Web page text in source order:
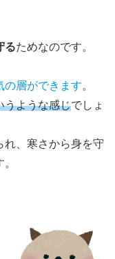
るためなのです。
の層ができます。
うような感じでしょ
れ、寒さから身を守